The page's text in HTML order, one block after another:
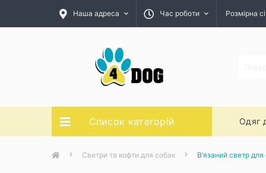
Наша адреса Час роботи Розмірна
Список категорій Одяг
Светри та кофти для собак В’язаний светр